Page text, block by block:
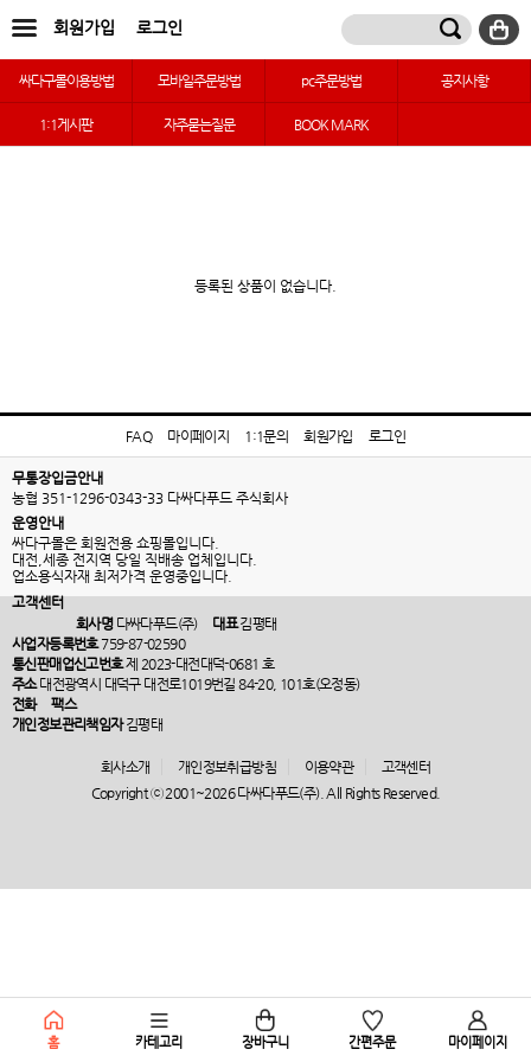
회원가입 로그인
싸다구몰이용방법 모바일주문방법 pc주문방법 공지사항
1:1게시판 자주묻는질문 BOOK MARK
등록된 상품이 없습니다.
홈 카테고리 장바구니 간편주문 마이페이지
FAQ 마이페이지 1:1문의 회원가입 로그인
무통장입금안내
농협 351-1296-0343-33 다싸다푸드 주식회사
운영안내
싸다구몰은 회원전용 쇼핑몰입니다.
대전,세종 전지역 당일 직배송 업체입니다.
업소용식자재 최저가격 운영중입니다.
고객센터
회사명다싸다푸드(주) 대표김평태
사업자등록번호759-87-02590
통신판매업신고번호제 2023-대전대덕-0681 호
주소대전광역시 대덕구 대전로1019번길 84-20, 101호(오정동)
전화
팩스
개인정보관리책임자김평태
회사소개 개인정보취급방침 이용약관
고객센터
Copyright ⓒ 2001~2026 다싸다푸드(주). All Rights Reserved.